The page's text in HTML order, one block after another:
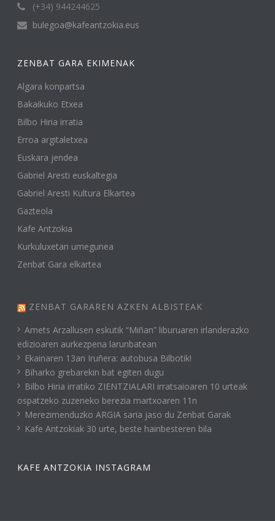
(+34) 944244625
bulegoa@kafeantzokia.eus
ZENBAT GARA EKIMENAK
Algara konpartsa
Bakaikuko Etxea
Bilbo Hiria irratia
Erroa argitaletxea
Euskara jendea
Gabriel Aresti euskaltegia
Gabriel Aresti Kultura Elkartea
Gazteola
Kafe Antzokia
Kurkuluxetan umegunea
Zenbat Gara elkartea
ZENBAT GARAREN AZKEN ALBISTEAK
Amets Arzallusen eskutik “Miñan” liburuaren irlanderazko
edizioaren aurkezpena larunbatean
Ekainaren 13an Iruñera: autobusa Bilbotik!
Biharko grebarekin bat egiten dugu
Bilbo Hiria irratiko ZIENTZIALARI irratsaioaren 10 urteak
ospatzeko zuzeneko berezia martxoaren 11n
Merezimenduzko ARGIA saria jaso du Zenbat Garak
Kafe Antzokiak 30 urte, beste hainbesteren bila
KAFE ANTZOKIA INSTAGRAM